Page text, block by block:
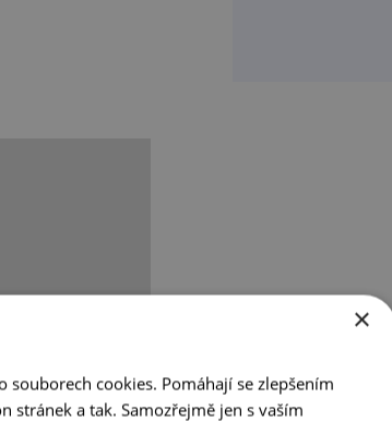
×
cookies. Pomáhají se zlepšením
stránek a tak. Samozřejmě jen s vaším